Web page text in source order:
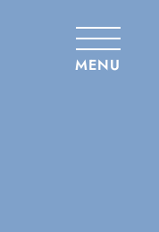
MENU